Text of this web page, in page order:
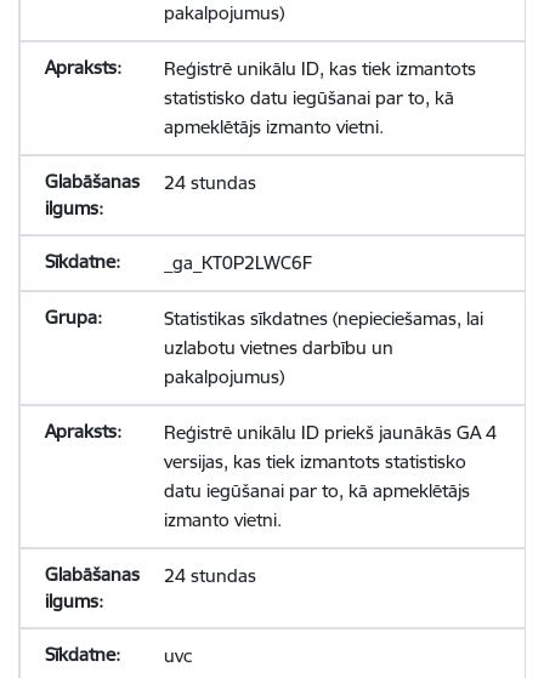
pakalpojumus)
Reģistrē unikālu ID, kas tiek izmantots
statistisko datu iegūšanai par to, kā
apmeklētājs izmanto vietni.
24 stundas
_ga_KT0P2LWC6F
Statistikas sīkdatnes (nepieciešamas, lai
uzlabotu vietnes darbību un
pakalpojumus)
Reģistrē unikālu ID priekš jaunākās GA 4
versijas, kas tiek izmantots statistisko
datu iegūšanai par to, kā apmeklētājs
izmanto vietni.
24 stundas
uvc